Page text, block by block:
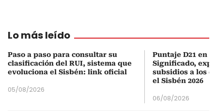
Lo más leído
Paso a paso para consultar su
clasificación del RUI, sistema que
evoluciona el Sisbén: link oficial
05/08/2026
Puntaje D21 en
Significado,
subsidios a los
el Sisbén 2026
06/08/2026